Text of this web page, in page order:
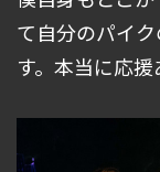
て自分のパイ
す。本当に応援